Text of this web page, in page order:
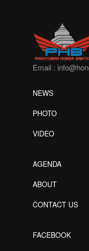
Email :
NEWS
PHOTO
VIDEO
AGENDA
ABOUT
CONTACT US
FACEBOOK